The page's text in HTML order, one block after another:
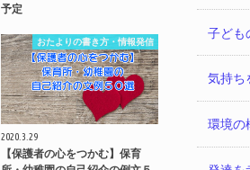
予定
おたよりの書き方・情報発信
2020.3.29
【保護者の心をつかむ】保育
子ども
気持ち
環境の